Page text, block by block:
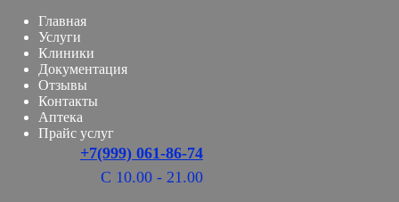
Главная
Услуги
Клиники
Документация
Отзывы
Контакты
Аптека
Прайс услуг
+7(999) 061-86-74
С 10.00 - 21.00